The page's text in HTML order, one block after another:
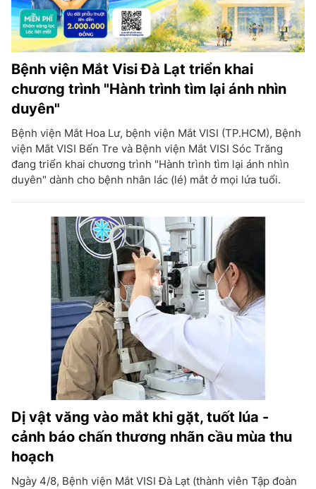
Bệnh viện Mắt Visi Đà Lạt triển khai
chương trình "Hành trình tìm lại ánh nhìn
duyên"
Bệnh viện Mắt Hoa Lư, bệnh viện Mắt VISI (TP.HCM), Bệnh
viện Mắt VISI Bến Tre và Bệnh viện Mắt VISI Sóc Trăng
đang triển khai chương trình "Hành trình tìm lại ánh nhìn
duyên" dành cho bệnh nhân lác (lé) mắt ở mọi lứa tuổi.
Dị vật văng vào mắt khi gặt, tuốt lúa -
cảnh báo chấn thương nhãn cầu mùa thu
hoạch
Ngày 4/8, Bệnh viện Mắt VISI Đà Lạt (thành viên Tập đoàn